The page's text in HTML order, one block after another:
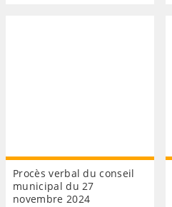
Procès verbal du conseil
municipal du 27
novembre 2024